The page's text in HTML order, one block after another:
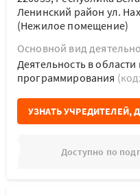
Ленинский район ул.
(Нежилое помещение)
Основной вид
Деятельность в
программирования
УЗНАТЬ УЧРЕДИТЕЛЕЙ,
Доступно по